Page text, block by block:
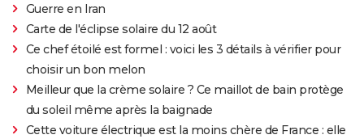
Guerre en Iran
Carte de l'éclipse solaire du 12 août
Ce chef étoilé est formel : voici les 3 détails à vérifier pour
choisir un bon melon
Meilleur que la crème solaire ? Ce maillot de bain protège
du soleil même après la baignade
Cette voiture électrique est la moins chère de France : elle